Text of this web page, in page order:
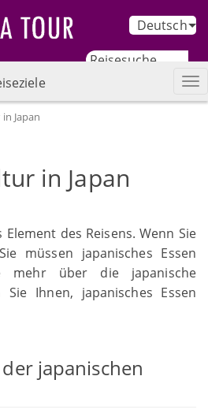
Deutsch
Japan
in Japan
des Reisens. Wenn Sie
müssen japanisches Essen
mehr über die japanische
Ihnen, japanisches Essen
japanischen